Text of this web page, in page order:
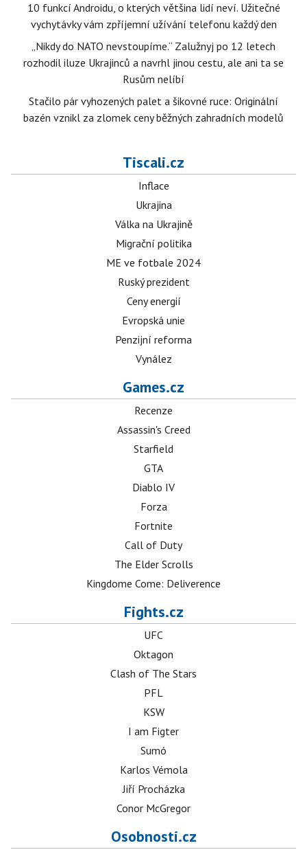
10 funkcí Androidu, o kterých většina lidí neví. Užitečné
vychytávky vám zpříjemní užívání telefonu každý den
„Nikdy do NATO nevstoupíme.“ Zalužnyj po 12 letech
rozhodil iluze Ukrajinců a navrhl jinou cestu, ale ani ta se
Rusům nelíbí
Stačilo pár vyhozených palet a šikovné ruce: Originální
bazén vznikl za zlomek ceny běžných zahradních modelů
Tiscali.cz
Inflace
Ukrajina
Válka na Ukrajině
Migrační politika
ME ve fotbale 2024
Ruský prezident
Ceny energií
Evropská unie
Penzijní reforma
Vynález
Games.cz
Recenze
Assassin's Creed
Starfield
GTA
Diablo IV
Forza
Fortnite
Call of Duty
The Elder Scrolls
Kingdome Come: Deliverence
Fights.cz
UFC
Oktagon
Clash of The Stars
PFL
KSW
I am Figter
Sumó
Karlos Vémola
Jiří Procházka
Conor McGregor
Osobnosti.cz